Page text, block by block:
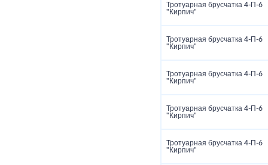
Тротуарная брусчатка 4‑П‑6
"Кирпич"
Тротуарная брусчатка 4‑П‑6
"Кирпич"
Тротуарная брусчатка 4‑П‑6
"Кирпич"
Тротуарная брусчатка 4‑П‑6
"Кирпич"
Тротуарная брусчатка 4‑П‑6
"Кирпич"